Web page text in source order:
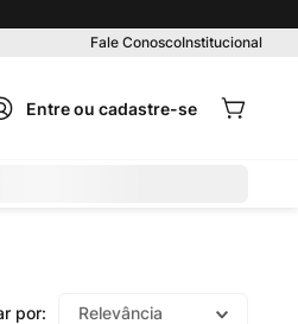
Fale ConoscoInstitucional
Relevância